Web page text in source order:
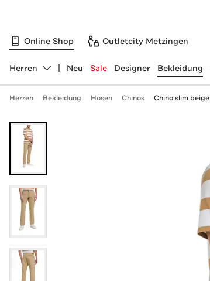
Online Shop Outletcity Metzingen
Abteilung ändern, ausgewählt:
Herren Neu Sale Designer Bekleidung
Herren Bekleidung Hosen Chinos Chino slim beige